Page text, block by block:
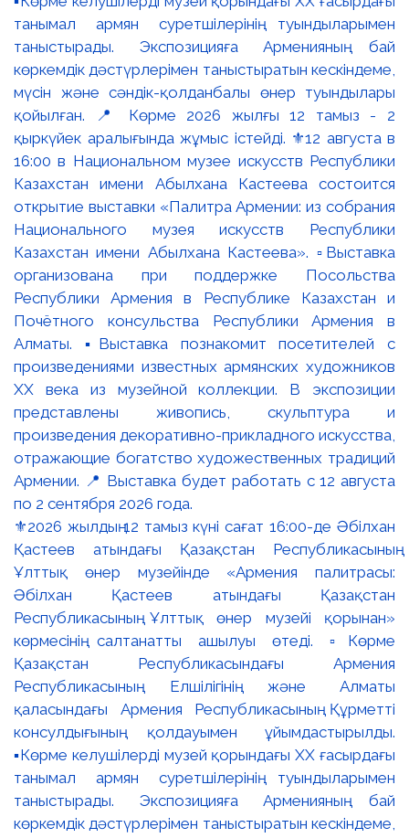
⚜️2026 жылдың 12 тамыз күні сағат 16:00-де Әбілхан
Қастеев атындағы Қазақстан Республикасының
Ұлттық өнер музейінде «Армения палитрасы:
Әбілхан Қастеев атындағы Қазақстан
Республикасының Ұлттық өнер музейі қорынан»
көрмесінің салтанатты ашылуы өтеді. ▫️Көрме
Қазақстан Республикасындағы Армения
Республикасының Елшілігінің және Алматы
қаласындағы Армения Республикасының Құрметті
консулдығының қолдауымен ұйымдастырылды.
▪️Көрме келушілерді музей қорындағы ХХ ғасырдағы
танымал армян суретшілерінің туындыларымен
таныстырады. Экспозицияға Арменияның бай
көркемдік дәстүрлерімен таныстыратын кескіндеме,